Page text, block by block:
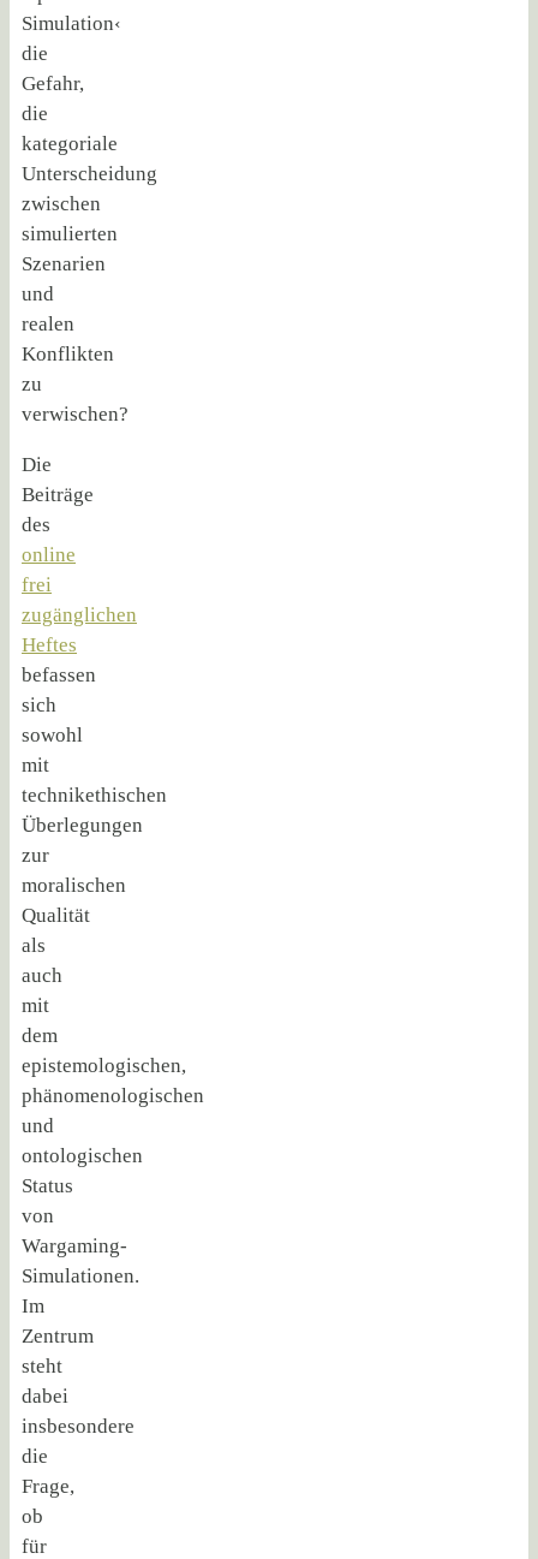
Simulation‹
die
Gefahr,
die
kategoriale
Unterscheidung
zwischen
simulierten
Szenarien
und
realen
Konflikten
zu
verwischen?
Die
Beiträge
des
online
frei
zugänglichen
Heftes
befassen
sich
sowohl
mit
technikethischen
Überlegungen
zur
moralischen
Qualität
als
auch
mit
dem
epistemologischen,
phänomenologischen
und
ontologischen
Status
von
Wargaming-
Simulationen.
Im
Zentrum
steht
dabei
insbesondere
die
Frage,
ob
für